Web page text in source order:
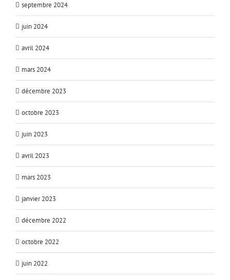
septembre 2024
juin 2024
avril 2024
mars 2024
décembre 2023
octobre 2023
juin 2023
avril 2023
mars 2023
janvier 2023
décembre 2022
octobre 2022
juin 2022